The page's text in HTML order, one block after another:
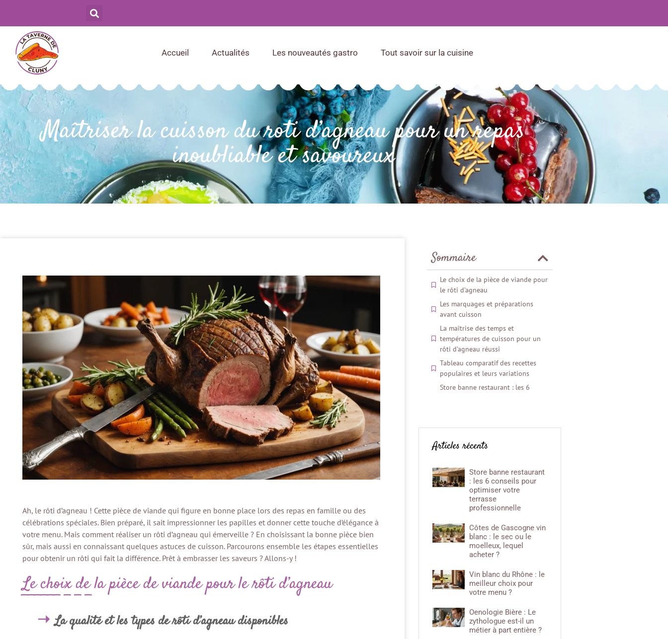
Accueil Actualités Les nouveautés gastro Tout savoir sur la cuisine
Maîtriser la cuisson du roti d’agneau pour un repas
inoubliable et savoureux
Ah, le rôti d’agneau ! Cette pièce de viande qui figure en bonne place lors des repas en famille ou des
célébrations spéciales. Bien préparé, il sait impressionner les papilles et donner cette touche d’élégance à
votre menu. Mais comment réaliser un rôti d’agneau qui émerveille ? En choisissant la bonne pièce bien
sûr, mais aussi en connaissant quelques astuces de cuisson. Parcourons ensemble les étapes essentielles
pour obtenir un rôti qui fait la différence. Prêt à embrasser les saveurs ? Allons-y !
Le choix de la pièce de viande pour le rôti d’agneau
La qualité et les types de rôti d’agneau disponibles
Sommaire
Le choix de la pièce de viande pour
le rôti d’agneau
Les marquages et préparations
avant cuisson
La maîtrise des temps et
températures de cuisson pour un
rôti d’agneau réussi
Tableau comparatif des recettes
populaires et leurs variations
Store banne restaurant : les 6
Vin blanc du Rhône : le meilleur
Oenologie Bière : Le zythologue
est-il un métier à part entière ?
Articles récents
Store banne restaurant
: les 6 conseils pour
optimiser votre
terrasse
professionnelle
Côtes de Gascogne vin
blanc : le sec ou le
moelleux, lequel
acheter ?
Vin blanc du Rhône : le
meilleur choix pour
votre menu ?
Oenologie Bière : Le
zythologue est-il un
métier à part entière ?